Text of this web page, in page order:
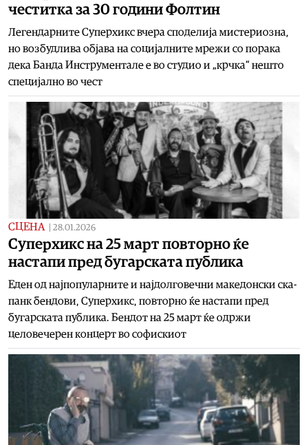
честитка за 30 години Фолтин
Легендарните Суперхикс вчера споделија мистериозна,
но возбудлива објава на социјалните мрежи со порака
дека Банда Инструментале е во студио и „крчка“ нешто
специјално во чест
СЦЕНА 28.01.2026
Суперхикс на 25 март повторно ќе
настапи пред бугарската публика
Еден од најпопуларните и најдолговечни македонски ска-
панк бендови, Суперхикс, повторно ќе настапи пред
бугарската публика. Бендот на 25 март ќе одржи
целовечерен концерт во софискиот